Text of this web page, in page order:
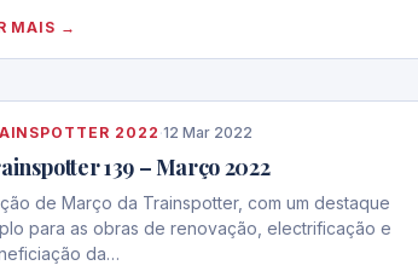
MAIS →
2022·12 Mar 2022
139 – Março 2022
de Março da Trainspotter, com um destaque
para as obras de renovação, electrificação e
da…